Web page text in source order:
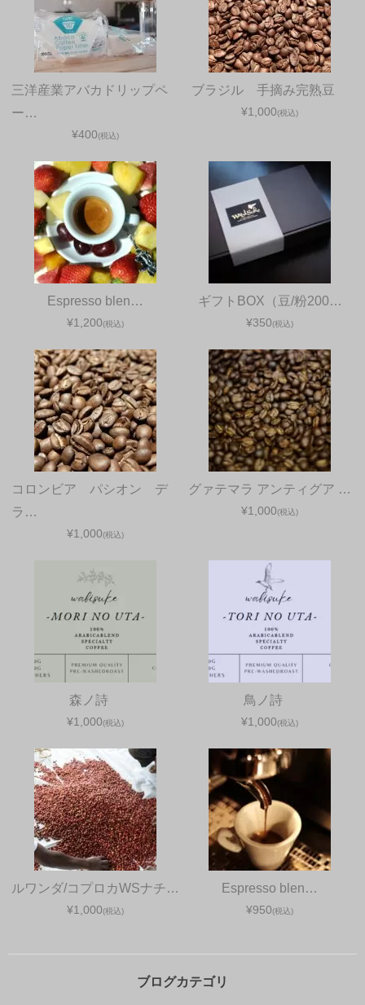
三洋産業アバカドリップペ
ー…
¥400(税込)
ブラジル 手摘み完熟豆
¥1,000(税込)
Espresso blen…
¥1,200(税込)
ギフトBOX（豆/粉200…
¥350(税込)
コロンビア パシオン デ
ラ…
¥1,000(税込)
グァテマラ アンティグア …
¥1,000(税込)
森ノ詩
¥1,000(税込)
鳥ノ詩
¥1,000(税込)
ルワンダ/コプロカWSナチ…
¥1,000(税込)
Espresso blen…
¥950(税込)
ブログカテゴリ